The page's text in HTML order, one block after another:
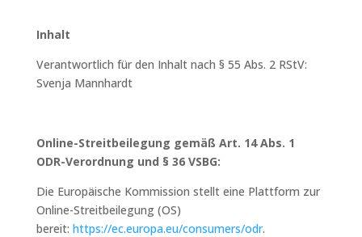
Inhalt
Verantwortlich für den Inhalt nach § 55 Abs. 2 RStV:
Svenja Mannhardt
Online-Streitbeilegung gemäß Art. 14 Abs. 1
ODR-Verordnung und § 36 VSBG:
Die Europäische Kommission stellt eine Plattform zur
Online-Streitbeilegung (OS)
bereit: https://ec.europa.eu/consumers/odr.